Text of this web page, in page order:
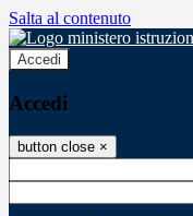
Salta al contenuto
Accedi
Accedi
button close ×